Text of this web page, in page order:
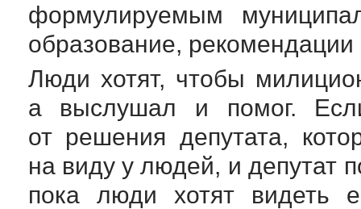
формулируемым
образование, рекомендации
Люди хотят, чтобы
а выслушал и помог.
от решения депутата,
на виду у людей, и депутат
пока люди хотят видеть